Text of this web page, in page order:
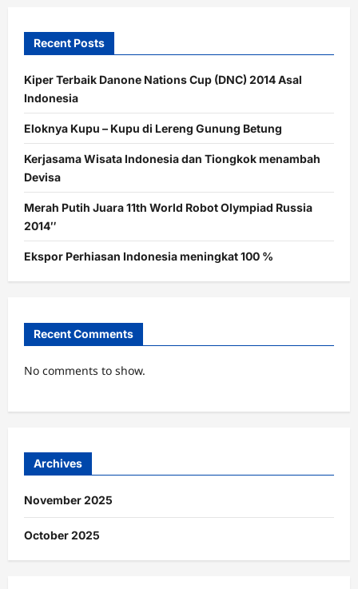
Recent Posts
Kiper Terbaik Danone Nations Cup (DNC) 2014 Asal
Indonesia
Eloknya Kupu – Kupu di Lereng Gunung Betung
Kerjasama Wisata Indonesia dan Tiongkok menambah
Devisa
Merah Putih Juara 11th World Robot Olympiad Russia
2014″
Ekspor Perhiasan Indonesia meningkat 100 %
Recent Comments
No comments to show.
Archives
November 2025
October 2025